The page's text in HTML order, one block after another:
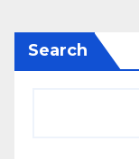
Search